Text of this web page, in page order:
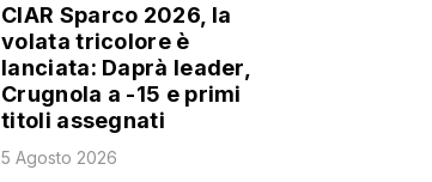
CIAR Sparco 2026, la
volata tricolore è
lanciata: Daprà leader,
Crugnola a -15 e primi
titoli assegnati
5 Agosto 2026